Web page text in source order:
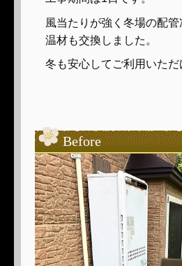
風当たりが強く冬場の配
温材も交換しました。
冬も安心してご利用いただ
Before